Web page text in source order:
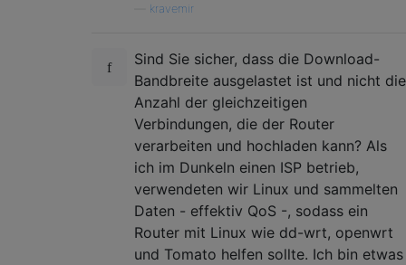
kravemir
Sind Sie sicher, dass die Download-
Bandbreite ausgelastet ist und nicht die
Anzahl der gleichzeitigen
Verbindungen, die der Router
verarbeiten und hochladen kann? Als
ich im Dunkeln einen ISP betrieb,
verwendeten wir Linux und sammelten
Daten - effektiv QoS -, sodass ein
Router mit Linux wie dd-wrt, openwrt
und Tomato helfen sollte. Ich bin etwas